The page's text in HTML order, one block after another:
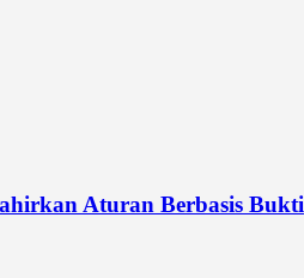
Aturan Berbasis Bukti